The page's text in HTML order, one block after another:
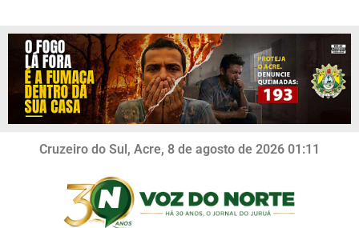
Cruzeiro do Sul, Acre, 8 de agosto de 2026 01:11